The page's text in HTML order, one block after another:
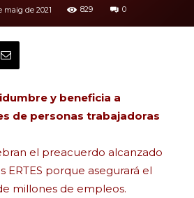
maig de 2021 829 0
y beneficia a
de personas trabajadoras
el preacuerdo alcanzado
ERTES porque asegurará el
millones de empleos.